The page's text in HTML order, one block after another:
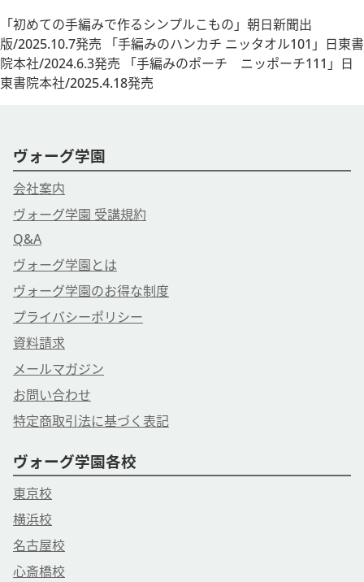
「初めての手編みで作るシンプルこもの」朝日新聞出
版/2025.10.7発売 「手編みのハンカチ ニッタオル101」日東書
院本社/2024.6.3発売 「手編みのポーチ ニッポーチ111」日
東書院本社/2025.4.18発売
ヴォーグ学園
会社案内
ヴォーグ学園 受講規約
Q&A
ヴォーグ学園とは
ヴォーグ学園のお得な制度
プライバシーポリシー
資料請求
メールマガジン
お問い合わせ
特定商取引法に基づく表記
ヴォーグ学園各校
東京校
横浜校
名古屋校
心斎橋校